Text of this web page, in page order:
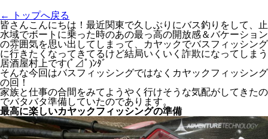
← トップへ戻る
皆さんこんにちは！最近関東で久しぶりにバス釣りをして、止
水域でボートに乗った時のあの最っ高の開放感＆バケーション
の雰囲気を思い出してしまって、カヤックでバスフィッシング
に行きたくなってきてるけど結局いくいく詐欺になってしまう
居酒屋村上です(ﾟ⊿ﾟ)ﾝﾀﾞ
そんな今回はバスフィッシングではなくカヤックフィッシング
の回！
家族と仕事の合間をみてようやく行けそうな気配がしてきたの
でバタバタ準備していたのであります。
最高に楽しいカヤックフィッシングの準備